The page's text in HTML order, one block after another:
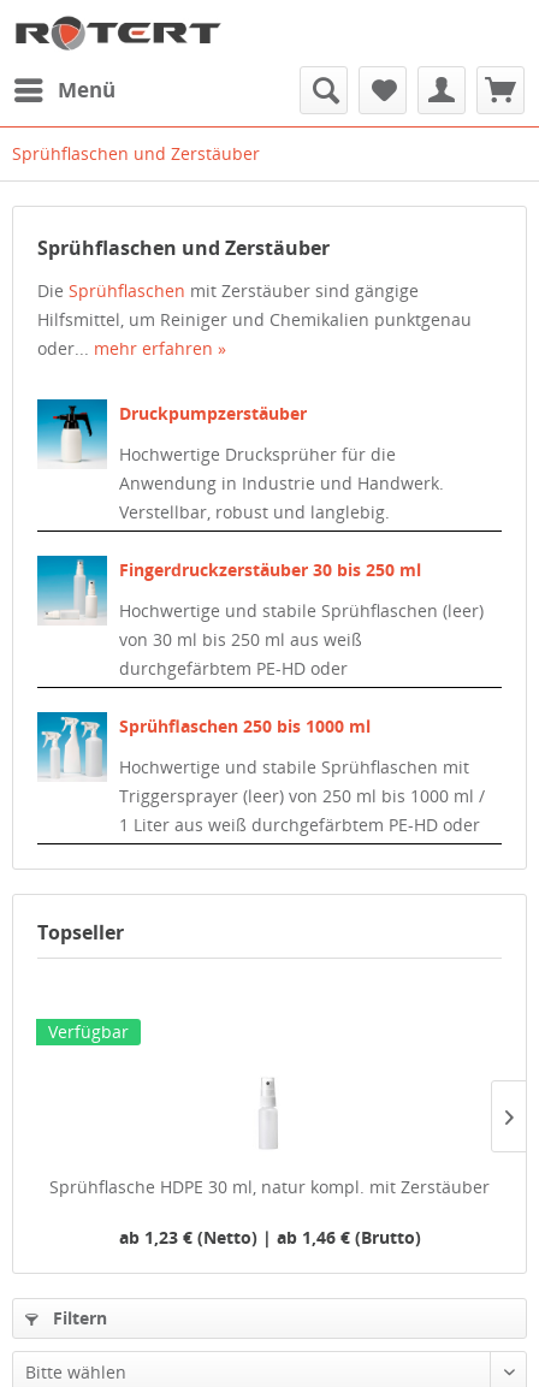
Menü
Sprühflaschen und Zerstäuber
Sprühflaschen und Zerstäuber
Die Sprühflaschen mit Zerstäuber sind gängige
Hilfsmittel, um Reiniger und Chemikalien punktgenau
oder... mehr erfahren »
Druckpumpzerstäuber
Hochwertige Drucksprüher für die
Anwendung in Industrie und Handwerk.
Verstellbar, robust und langlebig.
Fingerdruckzerstäuber 30 bis 250 ml
Hochwertige und stabile Sprühflaschen (leer)
von 30 ml bis 250 ml aus weiß
durchgefärbtem PE-HD oder
Sprühflaschen 250 bis 1000 ml
Hochwertige und stabile Sprühflaschen mit
Triggersprayer (leer) von 250 ml bis 1000 ml /
1 Liter aus weiß durchgefärbtem PE-HD oder
Topseller
Verfügbar
Sprühflasche HDPE 30 ml, natur kompl. mit Zerstäuber
ab 1,23 € (Netto) | ab 1,46 € (Brutto)
Filtern